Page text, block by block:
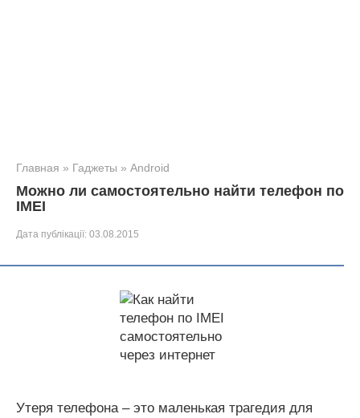
Главная » Гаджеты » Android
Можно ли самостоятельно найти телефон по
IMEI
Дата публікації: 03.08.2015
Утеря телефона – это маленькая трагедия для